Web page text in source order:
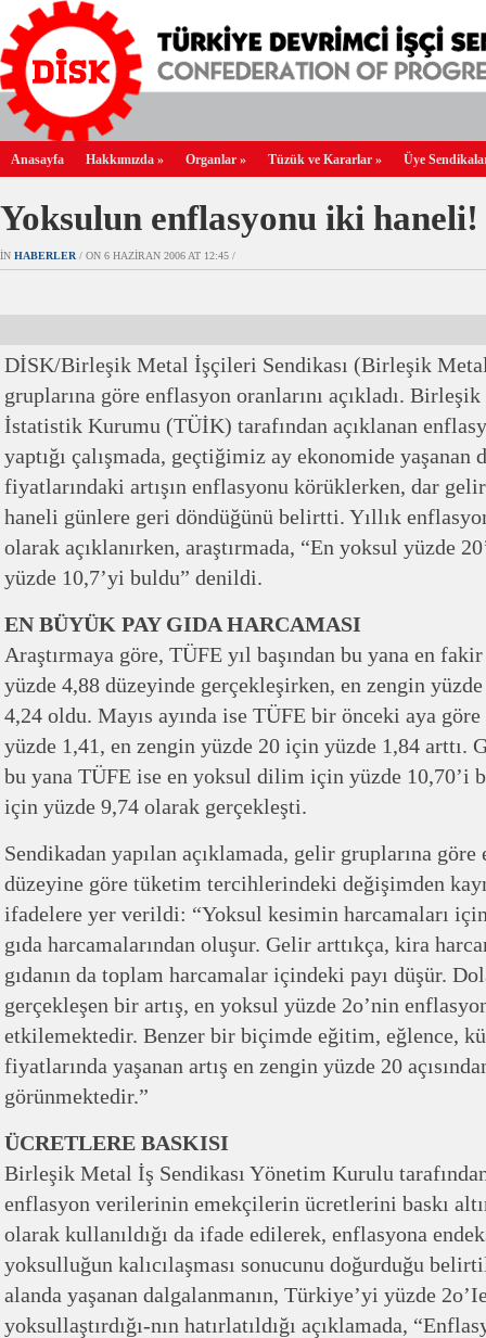
Anasayfa Hakkımızda » Organlar » Tüzük ve Kararlar » Üye
Yoksulun enflasyonu iki haneli!
IN HABERLER / ON 6 HAZIRAN 2006 AT 12:45 /
DİSK/Birleşik Metal İşçileri Sendikası (Birleşik
gruplarına göre enflasyon oranlarını açıkladı.
İstatistik Kurumu (TÜİK) tarafından açıklanan
yaptığı çalışmada, geçtiğimiz ay ekonomide yaşanan
fiyatlarındaki artışın enflasyonu körüklerken, dar
haneli günlere geri döndüğünü belirtti. Yıllık
olarak açıklanırken, araştırmada, “En yoksul yüzde
yüzde 10,7’yi buldu” denildi.
EN BÜYÜK PAY GIDA HARCAMASI
Araştırmaya göre, TÜFE yıl başından bu yana en
yüzde 4,88 düzeyinde gerçekleşirken, en zengin
4,24 oldu. Mayıs ayında ise TÜFE bir önceki aya
yüzde 1,41, en zengin yüzde 20 için yüzde 1,84 arttı.
bu yana TÜFE ise en yoksul dilim için yüzde 10,70’i
için yüzde 9,74 olarak gerçekleşti.
Sendikadan yapılan açıklamada, gelir gruplarına
düzeyine göre tüketim tercihlerindeki değişimden
ifadelere yer verildi: “Yoksul kesimin harcamaları
gıda harcamalarından oluşur. Gelir arttıkça, kira
gıdanın da toplam harcamalar içindeki payı düşür.
gerçekleşen bir artış, en yoksul yüzde 2o’nin
etkilemektedir. Benzer bir biçimde eğitim, eğlence,
fiyatlarında yaşanan artış en zengin yüzde 20
görünmektedir.”
ÜCRETLERE BASKISI
Birleşik Metal İş Sendikası Yönetim Kurulu
enflasyon verilerinin emekçilerin ücretlerini baskı
olarak kullanıldığı da ifade edilerek, enflasyona
yoksulluğun kalıcılaşması sonucunu doğurduğu
alanda yaşanan dalgalanmanın, Türkiye’yi yüzde
yoksullaştırdığı-nın hatırlatıldığı açıklamada,